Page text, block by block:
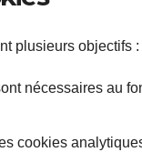
plusieurs objectifs :
nécessaires au
cookies